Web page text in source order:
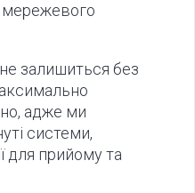
мережевого
залишиться без
адже ми
системи,
для прийому та